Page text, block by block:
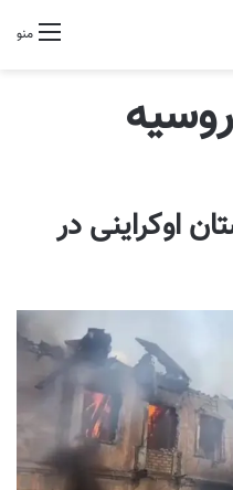
منو
اوکراینی در